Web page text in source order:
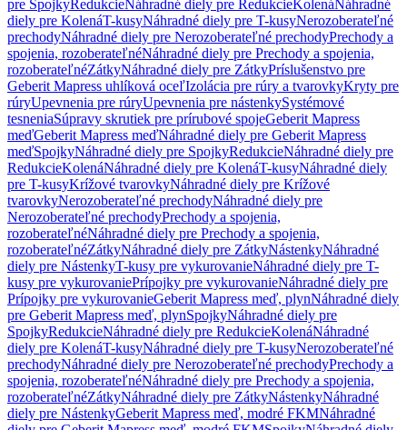
pre SpojkyRedukcieNáhradné diely pre RedukcieKolenáNáhradné
diely pre KolenáT-kusyNáhradné diely pre T-kusyNerozoberateľné
prechodyNáhradné diely pre Nerozoberateľné prechodyPrechody a
spojenia, rozoberateľnéNáhradné diely pre Prechody a spojenia,
rozoberateľnéZátkyNáhradné diely pre ZátkyPríslušenstvo pre
Geberit Mapress uhlíková oceľIzolácia pre rúry a tvarovkyKryty pre
rúryUpevnenia pre rúryUpevnenia pre nástenkySystémové
tesneniaSúpravy skrutiek pre prírubové spojeGeberit Mapress
meďGeberit Mapress meďNáhradné diely pre Geberit Mapress
meďSpojkyNáhradné diely pre SpojkyRedukcieNáhradné diely pre
RedukcieKolenáNáhradné diely pre KolenáT-kusyNáhradné diely
pre T-kusyKrížové tvarovkyNáhradné diely pre Krížové
tvarovkyNerozoberateľné prechodyNáhradné diely pre
Nerozoberateľné prechodyPrechody a spojenia,
rozoberateľnéNáhradné diely pre Prechody a spojenia,
rozoberateľnéZátkyNáhradné diely pre ZátkyNástenkyNáhradné
diely pre NástenkyT-kusy pre vykurovanieNáhradné diely pre T-
kusy pre vykurovaniePrípojky pre vykurovanieNáhradné diely pre
Prípojky pre vykurovanieGeberit Mapress meď, plynNáhradné diely
pre Geberit Mapress meď, plynSpojkyNáhradné diely pre
SpojkyRedukcieNáhradné diely pre RedukcieKolenáNáhradné
diely pre KolenáT-kusyNáhradné diely pre T-kusyNerozoberateľné
prechodyNáhradné diely pre Nerozoberateľné prechodyPrechody a
spojenia, rozoberateľnéNáhradné diely pre Prechody a spojenia,
rozoberateľnéZátkyNáhradné diely pre ZátkyNástenkyNáhradné
diely pre NástenkyGeberit Mapress meď, modré FKMNáhradné